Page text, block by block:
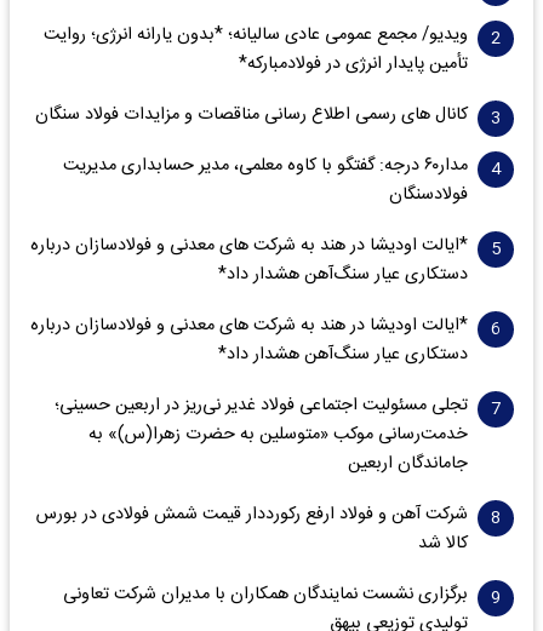
ویدیو/ مجمع عمومی عادی سالیانه؛ *بدون یارانه انرژی؛ روایت
تأمین پایدار انرژی در فولادمبارکه*
کانال های رسمی اطلاع رسانی مناقصات و مزایدات فولاد سنگان
مدار‌۶٠ درجه: گفتگو با کاوه معلمی، مدیر حسابداری مدیریت
فولادسنگان
*ایالت اودیشا در هند به شرکت های معدنی و فولادسازان درباره
دستکاری عیار سنگ‌آهن هشدار داد*
*ایالت اودیشا در هند به شرکت های معدنی و فولادسازان درباره
دستکاری عیار سنگ‌آهن هشدار داد*
تجلی مسئولیت اجتماعی فولاد غدیر نی‌ریز در اربعین حسینی؛
خدمت‌رسانی موکب «متوسلین به حضرت زهرا(س)» به
جاماندگان اربعین
شرکت آهن و فولاد ارفع رکورددار قیمت شمش فولادی در بورس
کالا شد
برگزاری نشست نمایندگان همکاران با مدیران شرکت تعاونی
تولیدی توزیعی بیهق